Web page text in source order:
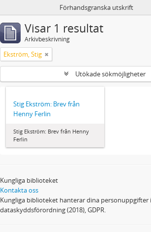
Förhandsgranska utskrift
Visar 1 resultat
Arkivbeskrivning
Ekström, Stig
Utökade sökmöjligheter
Stig Ekström: Brev från
Henny Ferlin
Stig Ekström: Brev från Henny
Ferlin
Kungliga biblioteket
Kontakta oss
Kungliga biblioteket hanterar dina personuppgifter
dataskyddsförordning (2018), GDPR.